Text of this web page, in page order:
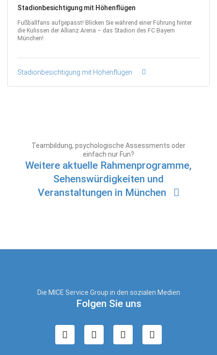
Stadionbesichtigung mit Höhenflügen
Fußballfans aufgepasst! Blicken Sie während einer Führung hinter
die Kulissen der Allianz Arena – das Stadion des FC Bayern
München!
Stadionbesichtigung mit Höhenflügen
Teambildung, psychologische Assessments oder
einfach nur Fun?
Weitere aktuelle Rahmenprogramme,
Sehenswürdigkeiten und
Veranstaltungen in München
Die MICE Service Group in den sozialen Medien
Folgen Sie uns